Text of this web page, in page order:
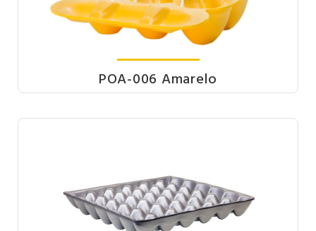
POA-006 Amarelo